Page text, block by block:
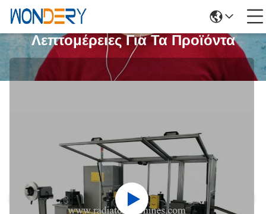
Λεπτομέρειες Για Τα Προϊόντα